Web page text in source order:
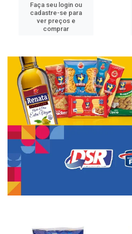
Faça seu login ou
cadastre-se para
ver preços e
comprar